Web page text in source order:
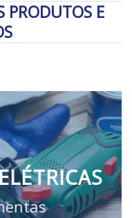
PRODUTOS E